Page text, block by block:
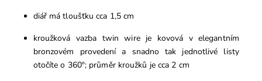
diář má tloušťku cca 1,5 cm
kroužková vazba twin wire je kovová v elegantním
bronzovém provedení a snadno tak jednotlivé listy
otočíte o 360º; průměr kroužků je cca 2 cm